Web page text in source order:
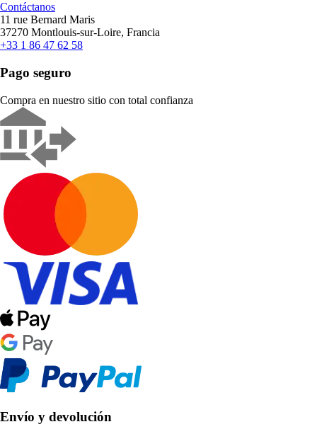
Contáctanos
11 rue Bernard Maris
37270 Montlouis-sur-Loire, Francia
+33 1 86 47 62 58
Pago seguro
Compra en nuestro sitio con total confianza
Envío y devolución